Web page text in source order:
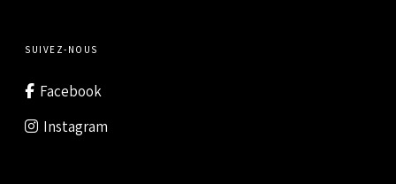
SUIVEZ-NOUS
Facebook
Instagram